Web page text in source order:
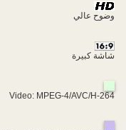
وضوح عالي
شاشة كبيرة
Video: MPEG-4/AVC/H-264